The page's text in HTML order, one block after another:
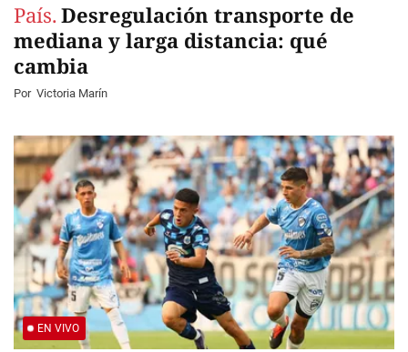
País. Desregulación transporte de
mediana y larga distancia: qué
cambia
Por Victoria Marín
EN VIVO